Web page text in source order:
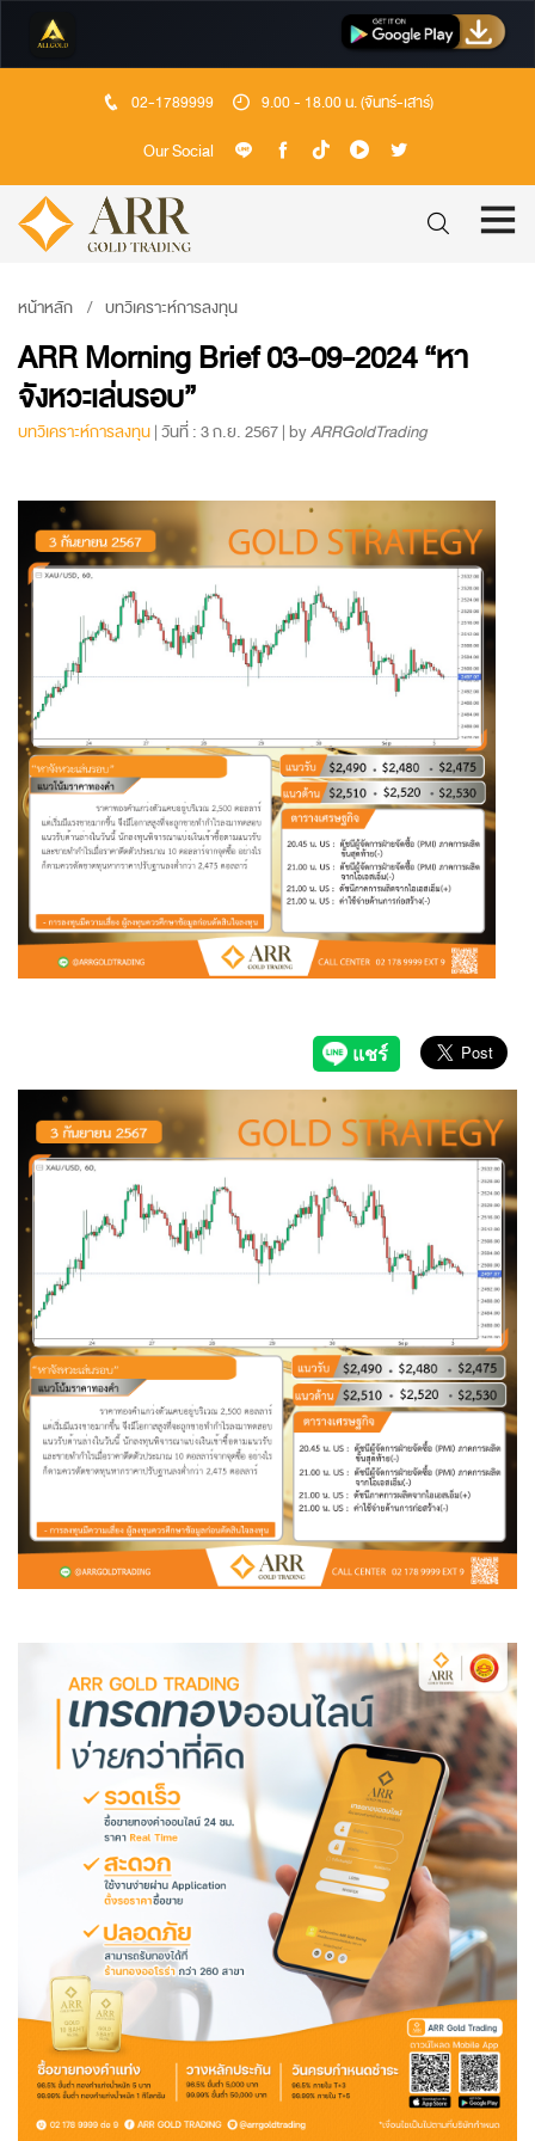
02-1789999 9.00 - 18.00 น. (จันทร์-เสาร์)
Our Social
หน้าหลัก บทวิเคราะห์การลงทุน
ARR Morning Brief 03-09-2024 “หา
จังหวะเล่นรอบ”
บทวิเคราะห์การลงทุน| วันที่ : 3 ก.ย. 2567 | byARRGoldTrading